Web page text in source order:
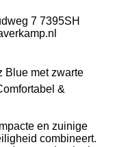
7 7395SH
Blue met zwarte
&
en zuinige
combineert.